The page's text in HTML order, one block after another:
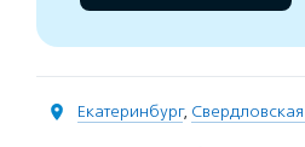
Екатеринбург,